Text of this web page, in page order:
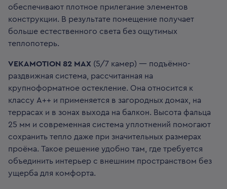
обеспечивают плотное прилегание элементов
конструкции. В результате помещение получает
больше естественного света без ощутимых
теплопотерь.
VEKAMOTION 82 MAX (5/7 камер) — подъёмно-
раздвижная система, рассчитанная на
крупноформатное остекление. Она относится к
классу A++ и применяется в загородных домах, на
террасах и в зонах выхода на балкон. Высота фальца
25 мм и современная система уплотнений помогают
сохранить тепло даже при значительных размерах
проёма. Такое решение удобно там, где требуется
объединить интерьер с внешним пространством без
ущерба для комфорта.